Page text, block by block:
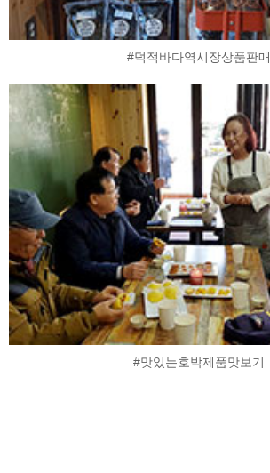
#덕적바다역시장상품판매
#맛있는호박제품맛보기